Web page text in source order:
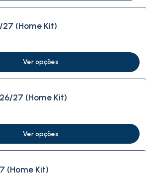
27 (Home Kit)
Ver opções
27 (Home Kit)
Ver opções
(Home Kit)